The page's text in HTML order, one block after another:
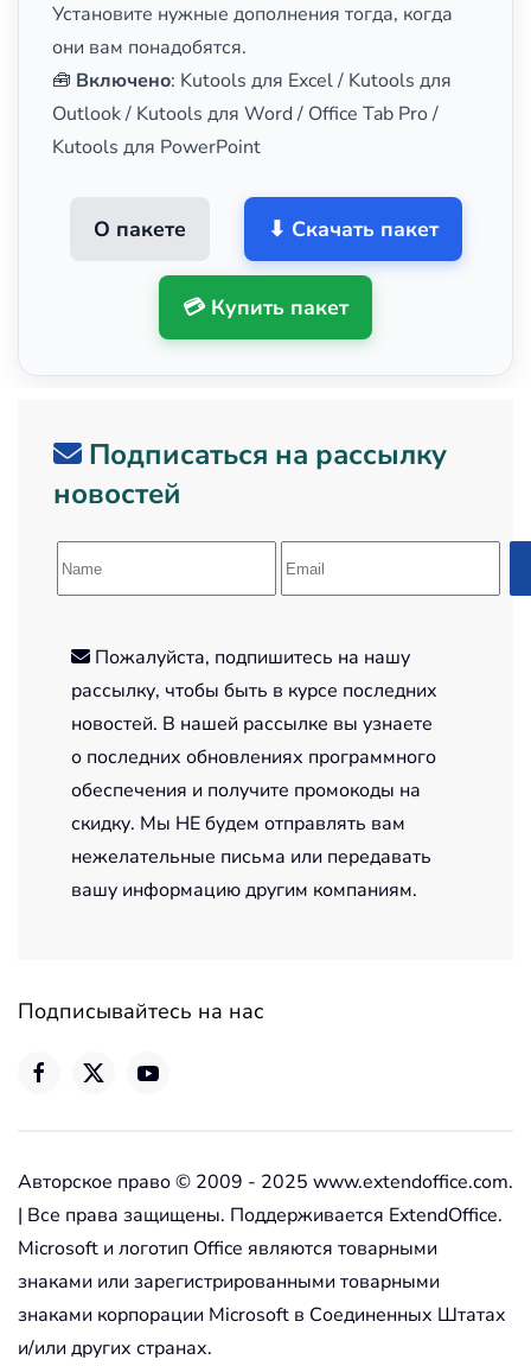
Установите нужные дополнения тогда, когда
они вам понадобятся.
🧰 Включено: Kutools для Excel / Kutools для
Outlook / Kutools для Word / Office Tab Pro /
Kutools для PowerPoint
О пакете ⬇ Скачать пакет
💳 Купить пакет
Подписаться на рассылку
новостей
Пожалуйста, подпишитесь на нашу
рассылку, чтобы быть в курсе последних
новостей. В нашей рассылке вы узнаете
о последних обновлениях программного
обеспечения и получите промокоды на
скидку. Мы НЕ будем отправлять вам
нежелательные письма или передавать
вашу информацию другим компаниям.
Подписывайтесь на нас
Авторское право © 2009 - 2025 www.extendoffice.com.
| Все права защищены. Поддерживается ExtendOffice.
Microsoft и логотип Office являются товарными
знаками или зарегистрированными товарными
знаками корпорации Microsoft в Соединенных Штатах
и/или других странах.